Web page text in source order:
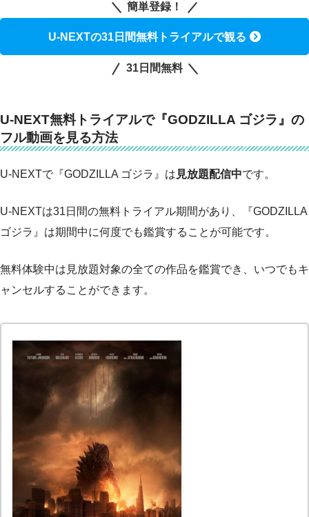
簡単登録！
U-NEXTの31日間無料トライアルで観る
31日間無料
U-NEXT無料トライアルで『GODZILLA ゴジラ』の
フル動画を見る方法
U-NEXTで『GODZILLA ゴジラ』は 見放題配信中です。
U-NEXTは31日間の無料トライアル期間があり、『GODZILLA
ゴジラ』は期間中に何度でも鑑賞することが可能です。
無料体験中は見放題対象の全ての作品を鑑賞でき、いつでもキ
ャンセルすることができます。